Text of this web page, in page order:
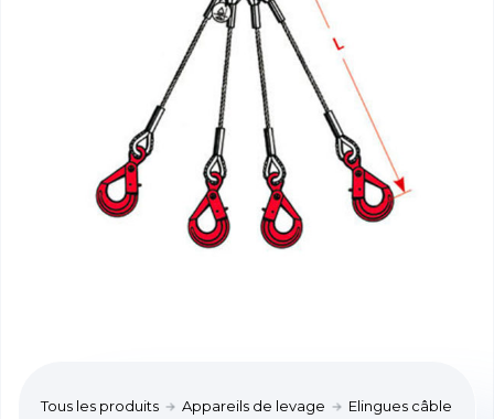
Tous les produits Appareils de levage
Elingues câble